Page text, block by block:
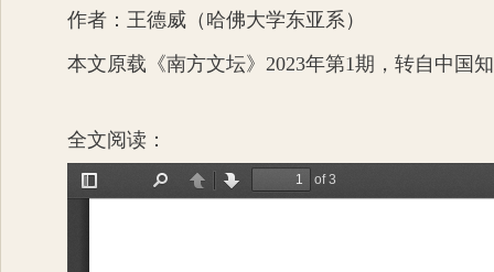
作者：王德威（哈佛大学东亚系）
本文原载《南方文坛》2023年第1期，转自中国
全文阅读：